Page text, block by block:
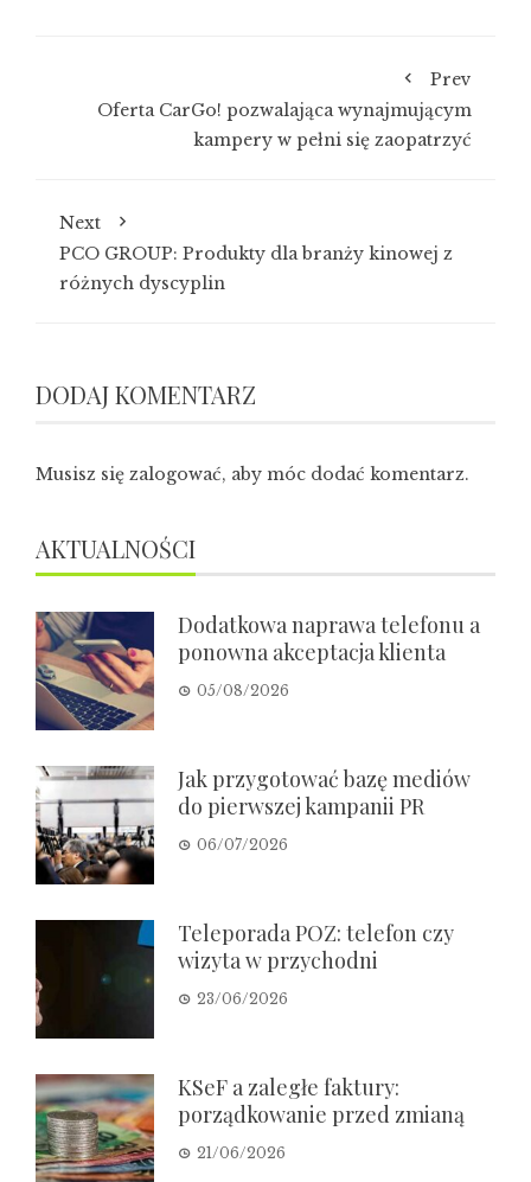
Prev
Oferta CarGo! pozwalająca wynajmującym
kampery w pełni się zaopatrzyć
Next
PCO GROUP: Produkty dla branży kinowej z
różnych dyscyplin
DODAJ KOMENTARZ
Musisz się zalogować, aby móc dodać komentarz.
AKTUALNOŚCI
Dodatkowa naprawa telefonu a
ponowna akceptacja klienta
05/08/2026
Jak przygotować bazę mediów
do pierwszej kampanii PR
06/07/2026
Teleporada POZ: telefon czy
wizyta w przychodni
23/06/2026
KSeF a zaległe faktury:
porządkowanie przed zmianą
21/06/2026